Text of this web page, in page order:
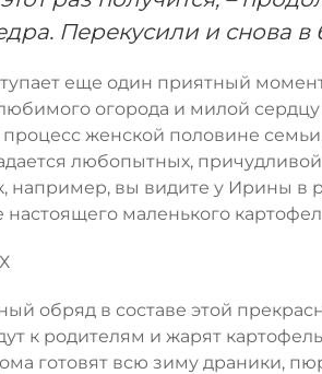
Перекусили и снова в
еще один приятный
любимого огорода и милой
женской половине
любопытных,
например, вы видите у Ирины в
маленького
обряд в составе этой
к родителям и жарят
готовят всю зиму драники,